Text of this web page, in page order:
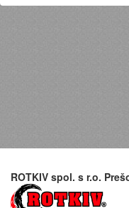
ROTKIV spol. s r.o.